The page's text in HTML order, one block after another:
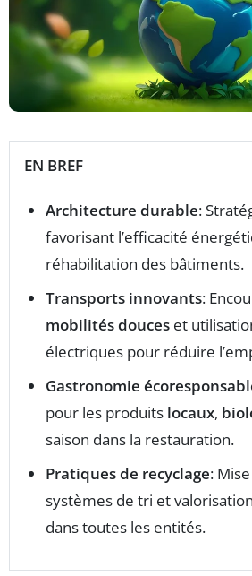
EN BREF
Architecture durable:
favorisant l’efficacité
réhabilitation des bâtiments.
Transports innovants:
mobilités douces et
électriques pour réduire
Gastronomie
pour les produits locaux,
saison dans la restauration.
Pratiques de recyclage:
systèmes de tri et
dans toutes les entités.